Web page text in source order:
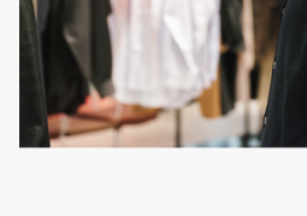
虎ノ門の進化を加
“人”を繋ぐ新しいセレ